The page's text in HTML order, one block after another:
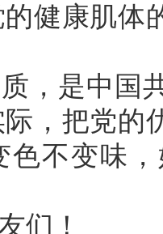
健康肌体
，是中国
，把党的
色不变味
们！